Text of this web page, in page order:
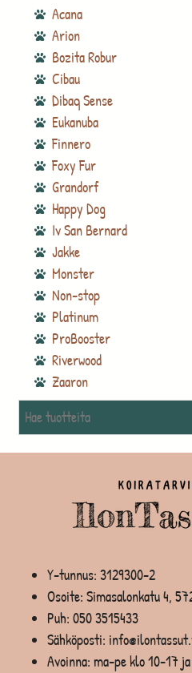
Acana
Arion
Bozita Robur
Cibau
Dibaq Sense
Eukanuba
Finnero
Foxy Fur
Grandorf
Happy Dog
Iv San Bernard
Jakke
Monster
Non-stop
Platinum
ProBooster
Riverwood
Zaaron
Y-tunnus: 3129300-2
Osoite: Simasalonkatu 4,
Puh: 050 3515433
Sähköposti:
Avoinna: ma-pe klo 10-17